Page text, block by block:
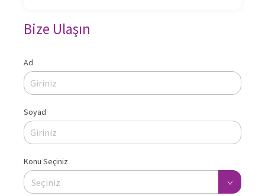
Bize Ulaşın
Ad
Soyad
Konu Seçiniz
Seçiniz